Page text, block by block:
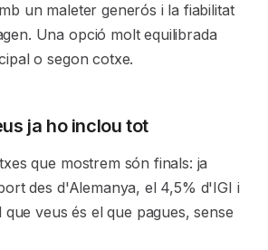
un maleter generós i la fiabilitat
Una opció molt equilibrada
o segon cotxe.
ja ho inclou tot
que mostrem són finals: ja
des d'Alemanya, el 4,5% d'IGI i
que veus és el que pagues, sense